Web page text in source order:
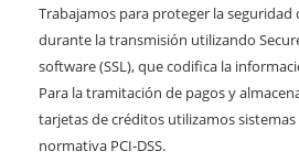
Trabajamos para proteger la seguridad
durante la transmisión utilizando
software (SSL), que codifica la
Para la tramitación de pagos y
tarjetas de créditos utilizamos
normativa PCI-DSS.